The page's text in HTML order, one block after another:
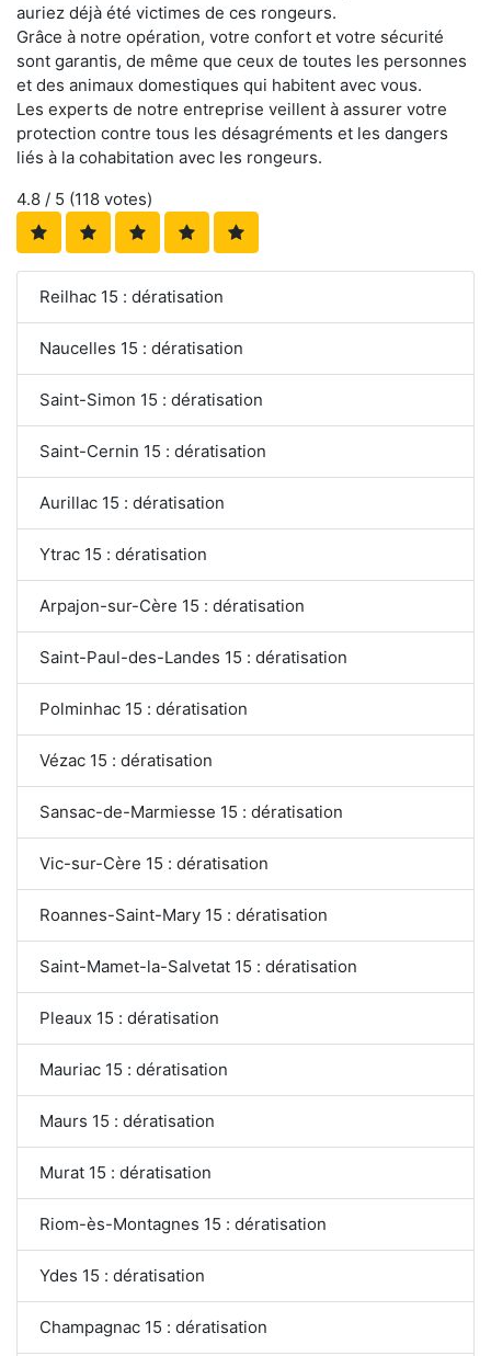
auriez déjà été victimes de ces rongeurs.
Grâce à notre opération, votre confort et votre sécurité
sont garantis, de même que ceux de toutes les personnes
et des animaux domestiques qui habitent avec vous.
Les experts de notre entreprise veillent à assurer votre
protection contre tous les désagréments et les dangers
liés à la cohabitation avec les rongeurs.
4.8 / 5 (118 votes)
Reilhac 15 : dératisation
Naucelles 15 : dératisation
Saint-Simon 15 : dératisation
Saint-Cernin 15 : dératisation
Aurillac 15 : dératisation
Ytrac 15 : dératisation
Arpajon-sur-Cère 15 : dératisation
Saint-Paul-des-Landes 15 : dératisation
Polminhac 15 : dératisation
Vézac 15 : dératisation
Sansac-de-Marmiesse 15 : dératisation
Vic-sur-Cère 15 : dératisation
Roannes-Saint-Mary 15 : dératisation
Saint-Mamet-la-Salvetat 15 : dératisation
Pleaux 15 : dératisation
Mauriac 15 : dératisation
Maurs 15 : dératisation
Murat 15 : dératisation
Riom-ès-Montagnes 15 : dératisation
Ydes 15 : dératisation
Champagnac 15 : dératisation